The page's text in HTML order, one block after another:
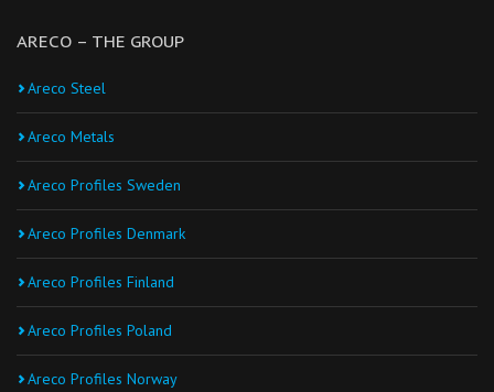
ARECO – THE GROUP
Areco Steel
Areco Metals
Areco Profiles Sweden
Areco Profiles Denmark
Areco Profiles Finland
Areco Profiles Poland
Areco Profiles Norway